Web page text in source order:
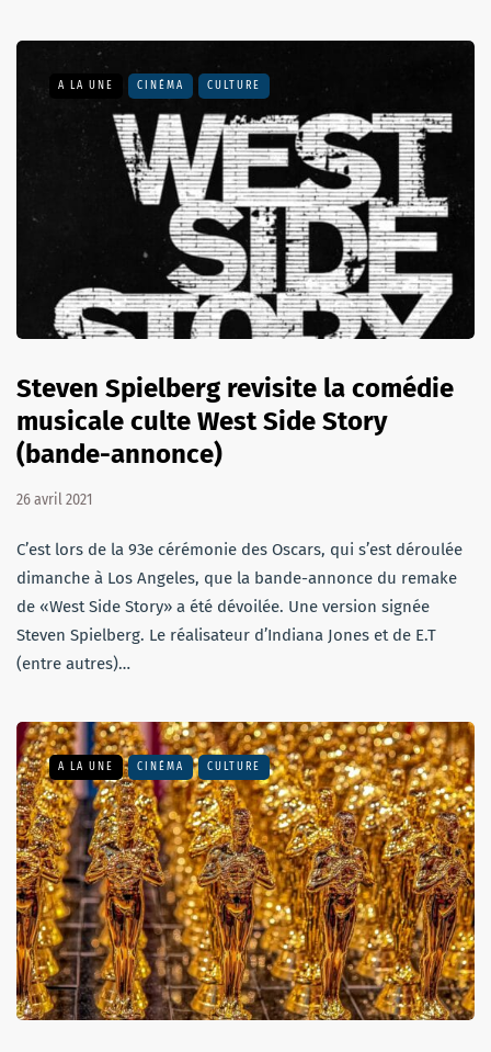
A LA UNE CINÉMA CULTURE
Steven Spielberg revisite la comédie
musicale culte West Side Story
(bande-annonce)
26 avril 2021
C’est lors de la 93e cérémonie des Oscars, qui s’est déroulée
dimanche à Los Angeles, que la bande-annonce du remake
de «West Side Story» a été dévoilée. Une version signée
Steven Spielberg. Le réalisateur d’Indiana Jones et de E.T
(entre autres)…
A LA UNE CINÉMA CULTURE